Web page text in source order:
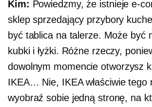
Kim: Powiedzmy, że istniejee-
sklep sprzedający przybory
być tablica na talerze. Może być
kubki i łyżki. Różne rzeczy,
dowolnym momencie otworzysz
IKEA… Nie, IKEA właściwie tego
wyobraź sobie jedną stronę, na